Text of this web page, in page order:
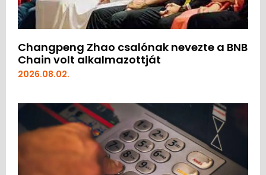
Changpeng Zhao csalónak nevezte a BNB
Chain volt alkalmazottját
2026.08.02.